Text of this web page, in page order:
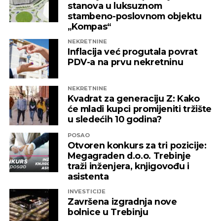
nadležne institucije da što prije pronađu
adekvatno rješenje kako ni jedna druga
domaća kompanija u budućnosti ne bi bila
izložena nezabilježenoj diskriminaciji”
saopšteno je iz “Invictusa”.
Kažu i da su sada izloženi potezima koji nemaju bilo
kakve veze sa normalnim poslovanjem i
poštovanjem zakonskih normi, a da ih relevantne
institucije kao savjesnog poslovnog subjekta nisu u
stanju zaštiti, zbog čega moraju priznati da je teško
pronaći adekvatniji odgovor koji ne bi uključivao
ozbiljnije rezove u samoj kompaniji.
Podsjetimo, 18. juna ove godine američka
uvela je sankcije nizu kompanija koje “čine mrežu
podrške predsjedniku Republike Srpske Miloradu
Dodiku”, a “Infinity International” se našao među
stanova u luksuznom
stambeno-poslovnom objektu
„Kompas“
NEKRETNINE
Inflacija već progutala povrat
PDV-a na prvu nekretninu
NEKRETNINE
Kvadrat za generaciju Z: Kako
će mladi kupci promijeniti tržište
u sledećih 10 godina?
POSAO
Otvoren konkurs za tri pozicije:
Megagraden d.o.o. Trebinje
traži inženjera, knjigovođu i
asistenta
INVESTICIJE
Završena izgradnja nove
bolnice u Trebinju